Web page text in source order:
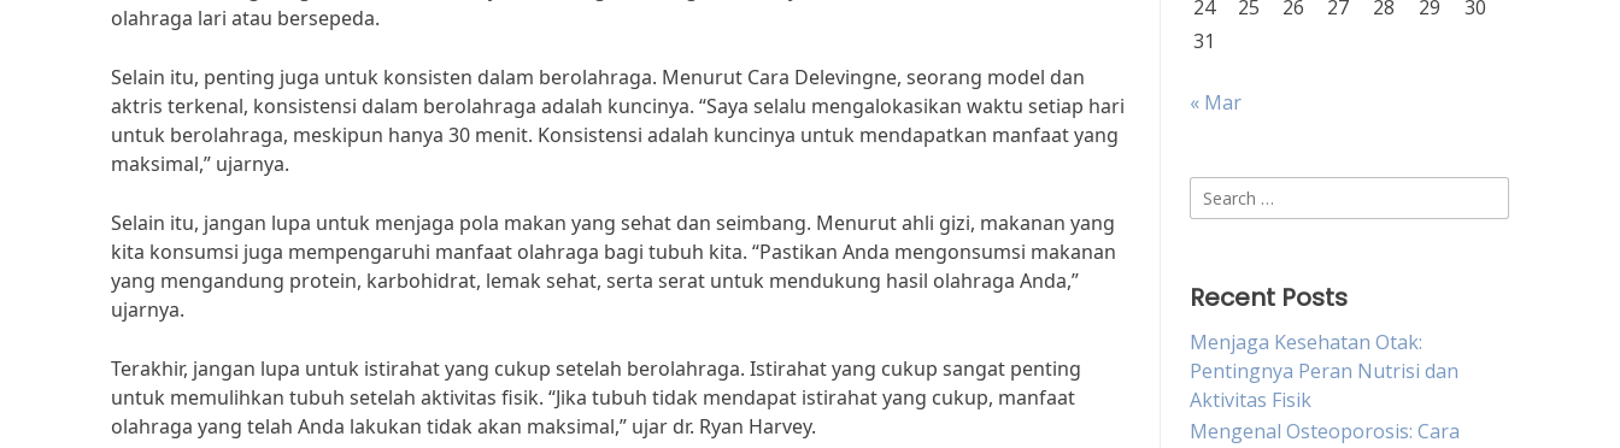
olahraga lari atau bersepeda.
Selain itu, penting juga untuk konsisten dalam berolahraga. Menurut Cara Delevingne, seorang model dan
aktris terkenal, konsistensi dalam berolahraga adalah kuncinya. “Saya selalu mengalokasikan waktu setiap hari
untuk berolahraga, meskipun hanya 30 menit. Konsistensi adalah kuncinya untuk mendapatkan manfaat yang
maksimal,” ujarnya.
Selain itu, jangan lupa untuk menjaga pola makan yang sehat dan seimbang. Menurut ahli gizi, makanan yang
kita konsumsi juga mempengaruhi manfaat olahraga bagi tubuh kita. “Pastikan Anda mengonsumsi makanan
yang mengandung protein, karbohidrat, lemak sehat, serta serat untuk mendukung hasil olahraga Anda,”
ujarnya.
Terakhir, jangan lupa untuk istirahat yang cukup setelah berolahraga. Istirahat yang cukup sangat penting
untuk memulihkan tubuh setelah aktivitas fisik. “Jika tubuh tidak mendapat istirahat yang cukup, manfaat
olahraga yang telah Anda lakukan tidak akan maksimal,” ujar dr. Ryan Harvey.
24
25 26 27 28 29
30
31
« Mar
Search
for:
Recent Posts
Menjaga Kesehatan Otak:
Pentingnya Peran Nutrisi dan
Aktivitas Fisik
Mengenal Osteoporosis: Cara